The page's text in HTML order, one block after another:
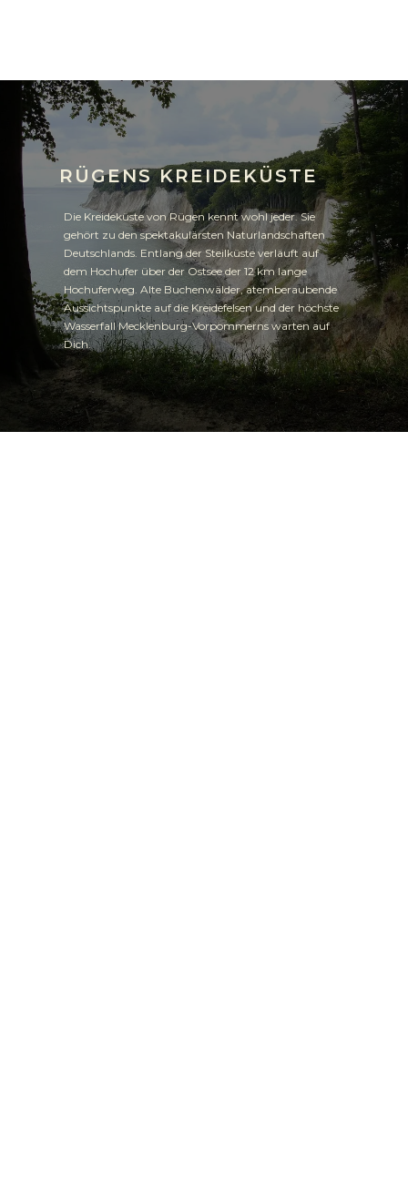
RÜGENS KREIDEKÜSTE
Die Kreideküste von Rügen kennt wohl jeder. Sie
gehört zu den spektakulärsten Naturlandschaften
Deutschlands. Entlang der Steilküste verläuft auf
dem Hochufer über der Ostsee der 12 km lange
Hochuferweg. Alte Buchenwälder, atemberaubende
Aussichtspunkte auf die Kreidefelsen und der höchste
Wasserfall Mecklenburg-Vorpommerns warten auf
Dich.